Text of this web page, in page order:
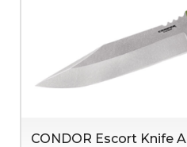
CONDOR Escort Knife